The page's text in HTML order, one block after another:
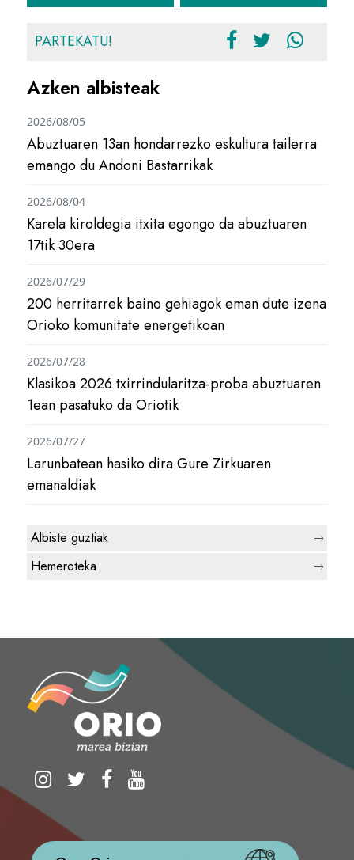
PARTEKATU!
Azken albisteak
Abuztuaren 13an hondarrezko eskultura tailerra
emango du Andoni Bastarrikak
2026/08/05
Karela kiroldegia itxita egongo da abuztuaren
17tik 30era
2026/08/04
200 herritarrek baino gehiagok eman dute izena
Orioko komunitate energetikoan
2026/07/29
Klasikoa 2026 txirrindularitza-proba abuztuaren
1ean pasatuko da Oriotik
2026/07/28
Larunbatean hasiko dira Gure Zirkuaren
emanaldiak
2026/07/27
Albiste guztiak
Hemeroteka